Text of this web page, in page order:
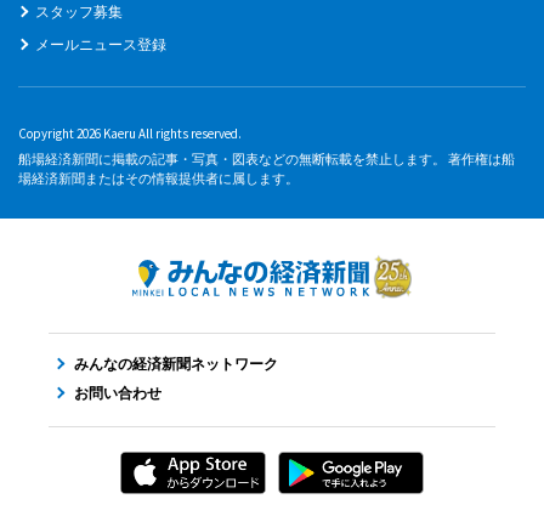
スタッフ募集
メールニュース登録
Copyright 2026 Kaeru All rights reserved.
船場経済新聞に掲載の記事・写真・図表などの無断転載を禁止します。 著作権は船
場経済新聞またはその情報提供者に属します。
みんなの経済新聞ネットワーク
お問い合わせ